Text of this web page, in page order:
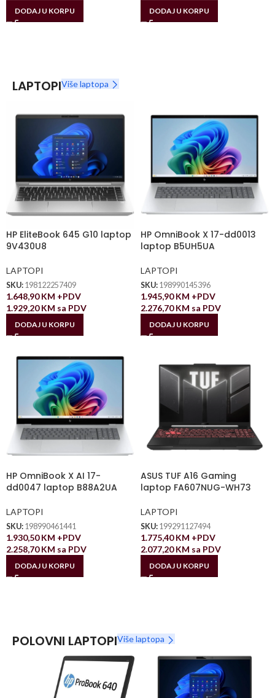
DODAJ U KORPU DODAJ U KORPU
LAPTOPIViše laptopa
HP EliteBook 645 G10 laptop
9V430U8
LAPTOPI
SKU: 198122257409
1.648,90KM +PDV
1.929,20KM sa PDV
DODAJ U KORPU
HP OmniBook X 17-dd0013
laptop B5UH5UA
LAPTOPI
SKU: 198990145396
1.945,90KM +PDV
2.276,70KM sa PDV
DODAJ U KORPU
HP OmniBook X AI 17-
dd0047 laptop B88A2UA
LAPTOPI
SKU: 198990461441
1.930,50KM +PDV
2.258,70KM sa PDV
DODAJ U KORPU
ASUS TUF A16 Gaming
laptop FA607NUG-WH73
LAPTOPI
SKU: 199291127494
1.775,40KM +PDV
2.077,20KM sa PDV
DODAJ U KORPU
POLOVNI LAPTOPIViše laptopa